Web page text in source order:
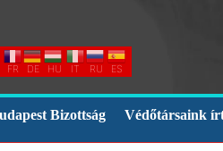
FR DE HU IT RU ES
Bizottság Védőtársaink